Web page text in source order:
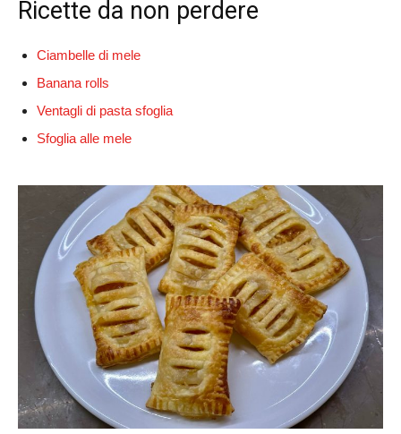
Ricette da non perdere
Ciambelle di mele
Banana rolls
Ventagli di pasta sfoglia
Sfoglia alle mele